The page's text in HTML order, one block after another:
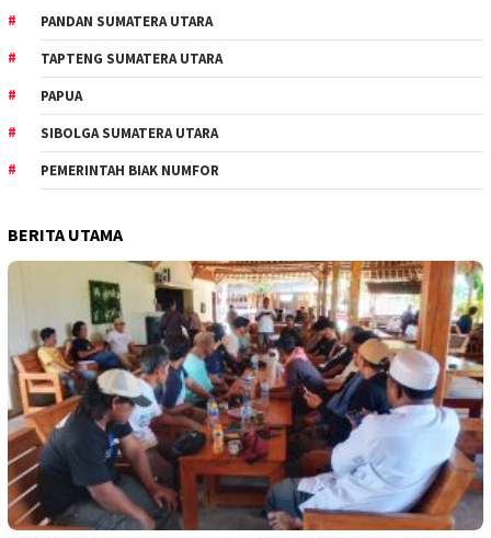
PANDAN SUMATERA UTARA
TAPTENG SUMATERA UTARA
PAPUA
SIBOLGA SUMATERA UTARA
PEMERINTAH BIAK NUMFOR
BERITA UTAMA